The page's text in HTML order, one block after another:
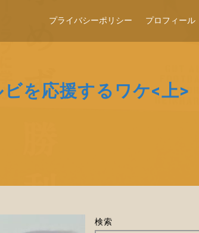
プライバシーポリシー プロフィール
を応援するワケ<上>
検索